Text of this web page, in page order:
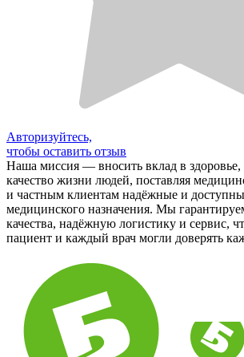
Авторизуйтесь,
чтобы оставить отзыв
Наша миссия — вносить вклад в здоровье,
качество жизни людей, поставляя
и частным клиентам надёжные и
медицинского назначения. Мы
качества, надёжную логистику и сервис,
пациент и каждый врач могли доверять